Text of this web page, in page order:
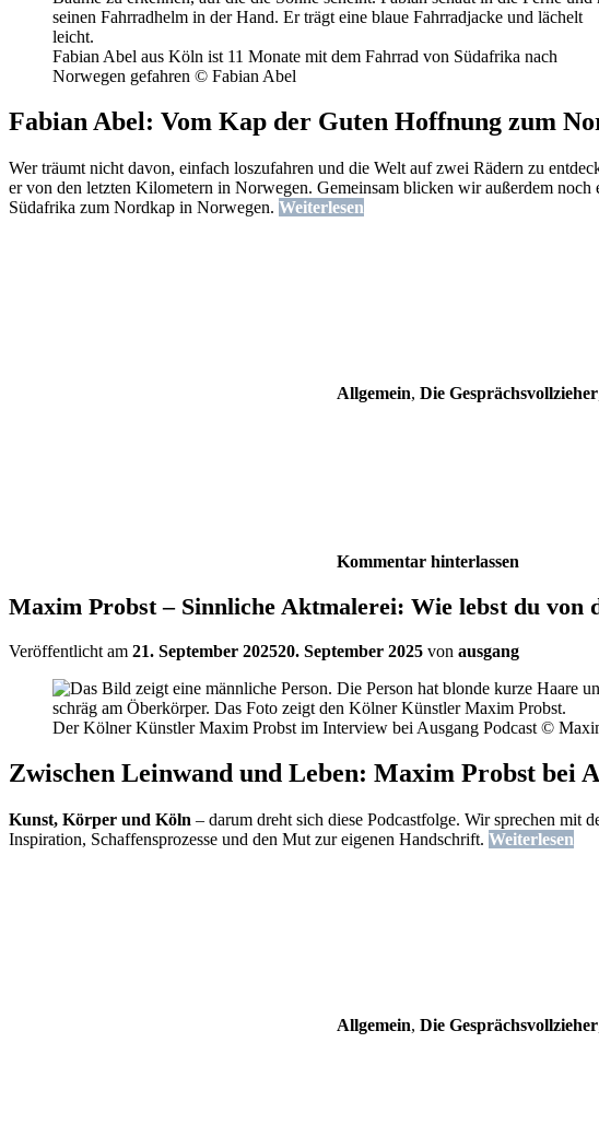
Fabian Abel aus Köln ist 11 Monate mit dem Fahrrad von Südafrika nach
Norwegen gefahren © Fabian Abel
Fabian Abel: Vom Kap der Guten Hoffnung zum
Wer träumt nicht davon, einfach loszufahren und die Welt auf zwei Rädern zu
er von den letzten Kilometern in Norwegen. Gemeinsam blicken wir außerdem noch
Südafrika zum Nordkap in Norwegen. Weiterlesen
Allgemein, Die Gesprächsvollzieher
Kommentar hinterlassen
Maxim Probst – Sinnliche Aktmalerei: Wie lebst du von
Veröffentlicht am 21. September 202520. September 2025 von ausgang
Der Kölner Künstler Maxim Probst im Interview bei Ausgang Podcast ©
Zwischen Leinwand und Leben: Maxim Probst bei
Kunst, Körper und Köln – darum dreht sich diese Podcastfolge. Wir sprechen mit
Inspiration, Schaffensprozesse und den Mut zur eigenen Handschrift. Weiterlesen
Allgemein, Die Gesprächsvollzieher